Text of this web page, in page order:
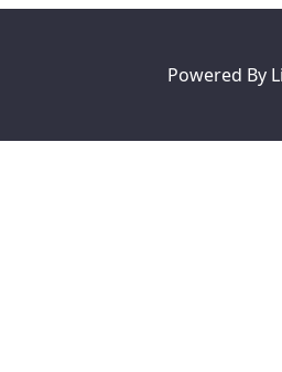
Powered By